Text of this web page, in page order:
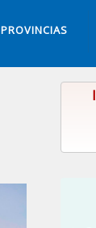
PROVINCIAS